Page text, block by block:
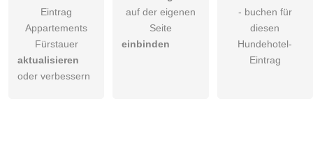
Eintrag
Appartements
Fürstauer
aktualisieren
oder verbessern
auf der eigenen
Seite
einbinden
- buchen für
diesen
Hundehotel-
Eintrag